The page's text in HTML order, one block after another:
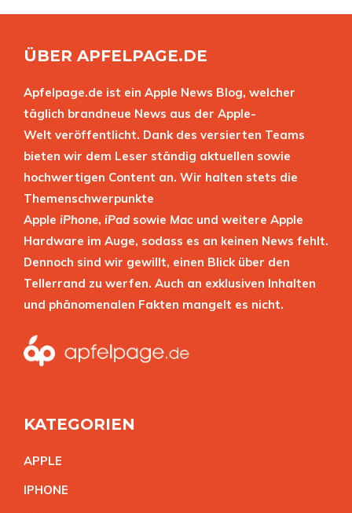
ÜBER APFELPAGE.DE
Apfelpage.de ist ein Apple News Blog, welcher
täglich brandneue News aus der Apple-
Welt veröffentlicht. Dank des versierten Teams
bieten wir dem Leser ständig aktuellen sowie
hochwertigen Content an. Wir halten stets die
Themenschwerpunkte
Apple iPhone, iPad sowie Mac und weitere Apple
Hardware im Auge, sodass es an keinen News fehlt.
Dennoch sind wir gewillt, einen Blick über den
Tellerrand zu werfen. Auch an exklusiven Inhalten
und phänomenalen Fakten mangelt es nicht.
KATEGORIEN
APPLE
IPHONE